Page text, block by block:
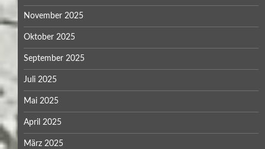
November 2025
Oktober 2025
September 2025
Juli 2025
Mai 2025
April 2025
März 2025